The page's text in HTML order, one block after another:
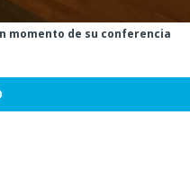
momento de su conferencia